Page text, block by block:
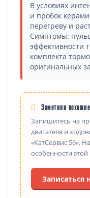
В условиях
и пробок
перегреву и
Симптомы:
эффективности
комплекта
оригинальных
Заметили
Запишитесь на
двигателя и
«КатСервис 56».
особенности
Записаться